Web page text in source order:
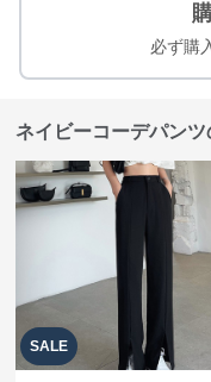
必ず購
ネイビーコーデパン
SALE